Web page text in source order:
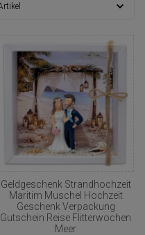
Geldgeschenk Strandhochzeit
Maritim Muschel Hochzeit
Geschenk Verpackung
Gutschein Reise Flitterwochen
Meer